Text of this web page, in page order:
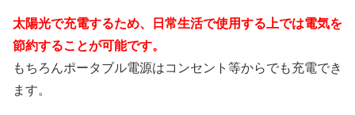
太陽光で充電するため、日常生活で使用する上では電気を
節約することが可能です。
もちろんポータブル電源はコンセント等からでも充電でき
ます。